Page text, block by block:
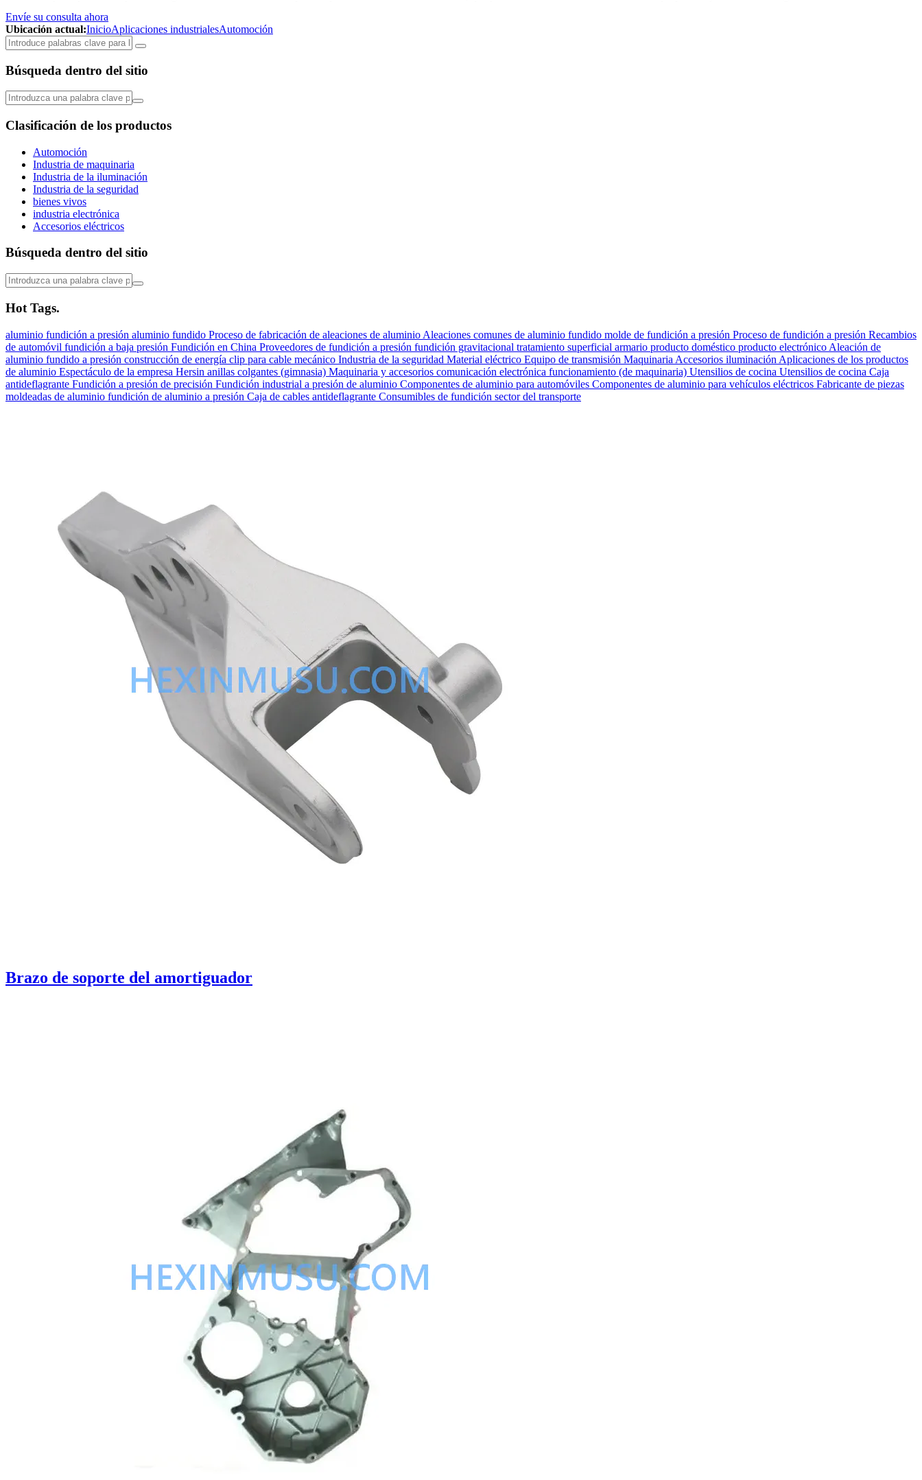
Envíe su consulta ahora
Ubicación actual:InicioAplicaciones industrialesAutomoción
Búsqueda dentro del sitio
Clasificación de los productos
Automoción
Industria de maquinaria
Industria de la iluminación
Industria de la seguridad
bienes vivos
industria electrónica
Accesorios eléctricos
Búsqueda dentro del sitio
Hot Tags.
aluminio fundición a presión aluminio fundido Proceso de fabricación de aleaciones de aluminio Aleaciones comunes de aluminio fundido molde de fundición a presión Proceso de fundición a presión Recambios
de automóvil fundición a baja presión Fundición en China Proveedores de fundición a presión fundición gravitacional tratamiento superficial armario producto doméstico producto electrónico Aleación de
aluminio fundido a presión construcción de energía clip para cable mecánico Industria de la seguridad Material eléctrico Equipo de transmisión Maquinaria Accesorios iluminación Aplicaciones de los productos
de aluminio Espectáculo de la empresa Hersin anillas colgantes (gimnasia) Maquinaria y accesorios comunicación electrónica funcionamiento (de maquinaria) Utensilios de cocina Utensilios de cocina Caja
antideflagrante Fundición a presión de precisión Fundición industrial a presión de aluminio Componentes de aluminio para automóviles Componentes de aluminio para vehículos eléctricos Fabricante de piezas
moldeadas de aluminio fundición de aluminio a presión Caja de cables antideflagrante Consumibles de fundición sector del transporte
Brazo de soporte del amortiguador